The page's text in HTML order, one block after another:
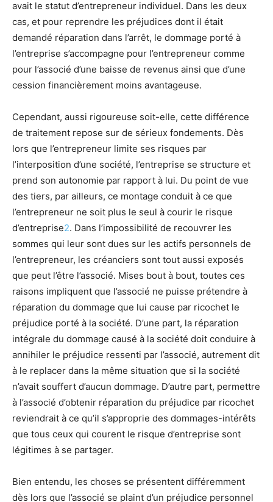
avait le statut d’entrepreneur individuel. Dans les deux
cas, et pour reprendre les préjudices dont il était
demandé réparation dans l’arrêt, le dommage porté à
l’entreprise s’accompagne pour l’entrepreneur comme
pour l’associé d’une baisse de revenus ainsi que d’une
cession financièrement moins avantageuse.
Cependant, aussi rigoureuse soit-elle, cette différence
de traitement repose sur de sérieux fondements. Dès
lors que l’entrepreneur limite ses risques par
l’interposition d’une société, l’entreprise se structure et
prend son autonomie par rapport à lui. Du point de vue
des tiers, par ailleurs, ce montage conduit à ce que
l’entrepreneur ne soit plus le seul à courir le risque
d’entreprise2. Dans l’impossibilité de recouvrer les
sommes qui leur sont dues sur les actifs personnels de
l’entrepreneur, les créanciers sont tout aussi exposés
que peut l’être l’associé. Mises bout à bout, toutes ces
raisons impliquent que l’associé ne puisse prétendre à
réparation du dommage que lui cause par ricochet le
préjudice porté à la société. D’une part, la réparation
intégrale du dommage causé à la société doit conduire à
annihiler le préjudice ressenti par l’associé, autrement dit
à le replacer dans la même situation que si la société
n’avait souffert d’aucun dommage. D’autre part, permettre
à l’associé d’obtenir réparation du préjudice par ricochet
reviendrait à ce qu’il s’approprie des dommages-intérêts
que tous ceux qui courent le risque d’entreprise sont
légitimes à se partager.
Bien entendu, les choses se présentent différemment
dès lors que l’associé se plaint d’un préjudice personnel